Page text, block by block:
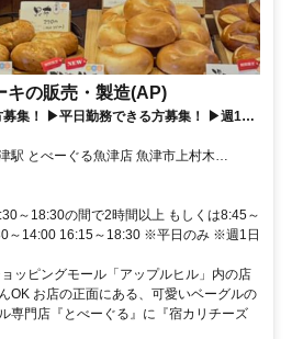
キの販売・製造(AP)
！ ▶週1日
上村木
バス ア
～18:30の間で2時間以上 もしくは8:45～
～14:00 16:15～18:30 ※平日のみ ※週1日
ッピングモール「アップルヒル」内の店
OK お店の正面にある、可愛いベーグルの
専門店『とべーぐる』に『宿カリチーズ